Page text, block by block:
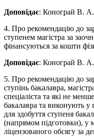
Доповідає: Конограй В. А.
4. Про рекомендацію до
ступенем магістра за
фінансуються за кошти
Доповідає: Конограй В. А.
5. Про рекомендацію до
ступінь бакалавра,
спеціаліста та які не
бакалавра та виконують у
для здобуття ступеня
(напрямом підготовки), у
ліцензованого обсягу за